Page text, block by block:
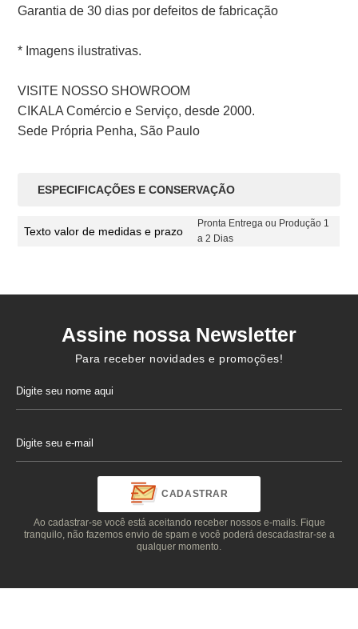
Garantia de 30 dias por defeitos de fabricação
* Imagens ilustrativas.
VISITE NOSSO SHOWROOM
CIKALA Comércio e Serviço, desde 2000.
Sede Própria Penha, São Paulo
ESPECIFICAÇÕES E CONSERVAÇÃO
Texto valor de medidas e prazo
Pronta Entrega ou Produção 1
a 2 Dias
Assine nossa Newsletter
Para receber novidades e promoções!
CADASTRAR
Ao cadastrar-se você está aceitando receber nossos e-mails. Fique
tranquilo, não fazemos envio de spam e você poderá descadastrar-se a
qualquer momento.